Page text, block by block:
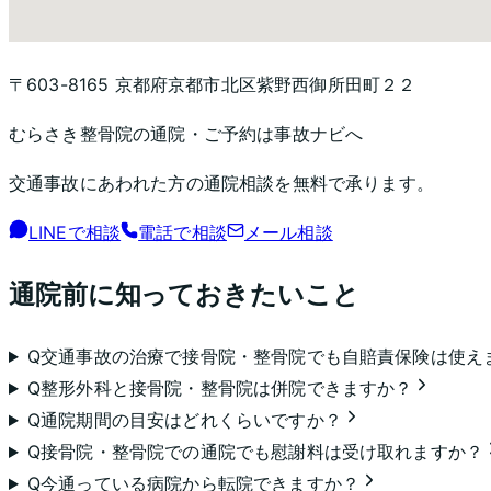
〒603-8165 京都府京都市北区紫野西御所田町２２
むらさき整骨院の通院・ご予約は事故ナビへ
交通事故にあわれた方の通院相談を無料で承ります。
LINEで相談 電話で相談 メール相談
通院前に知っておきたいこと
Q交通事故の治療で接骨院・整骨院でも自賠責保険は使え
Q整形外科と接骨院・整骨院は併院できますか？
Q通院期間の目安はどれくらいですか？
Q接骨院・整骨院での通院でも慰謝料は受け取れますか？
Q今通っている病院から転院できますか？